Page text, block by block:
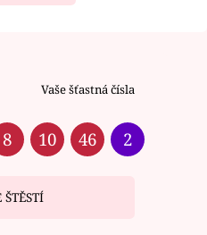
Vaše šťastná čísla
8 10 46 2
ŠTĚSTÍ